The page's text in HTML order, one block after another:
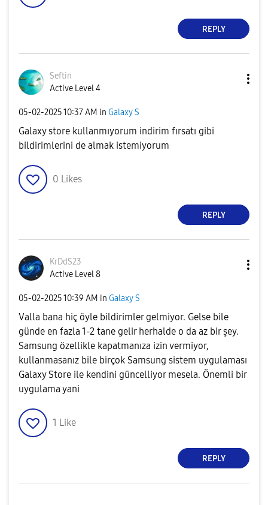
REPLY
Seftin
Active Level 4
‎05-02-202510:37 AM in Galaxy S
Galaxy store kullanmıyorum indirim fırsatı gibi
bildirimlerini de almak istemiyorum
0 Likes
REPLY
KrDdS23
Active Level 8
‎05-02-202510:39 AM in Galaxy S
Valla bana hiç öyle bildirimler gelmiyor. Gelse bile
günde en fazla 1-2 tane gelir herhalde o da az bir şey.
Samsung özellikle kapatmanıza izin vermiyor,
kullanmasanız bile birçok Samsung sistem uygulaması
Galaxy Store ile kendini güncelliyor mesela. Önemli bir
uygulama yani
1 Like
REPLY